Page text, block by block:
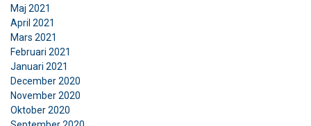
Maj 2021
April 2021
Mars 2021
Februari 2021
Januari 2021
December 2020
November 2020
Oktober 2020
användning av deras tjänster.
nödvändigt
Funktioner